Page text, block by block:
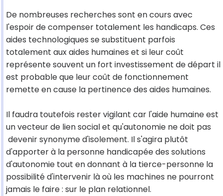
De nombreuses recherches sont en cours avec
l'espoir de compenser totalement les handicaps. Ces
aides technologiques se substituent parfois
totalement aux aides humaines et si leur coût
représente souvent un fort investissement de départ il
est probable que leur coût de fonctionnement
remette en cause la pertinence des aides humaines.
Il faudra toutefois rester vigilant car l'aide humaine est
un vecteur de lien social et qu'autonomie ne doit pas
devenir synonyme d'isolement. Il s'agira plutôt
d'apporter à la personne handicapée des solutions
d'autonomie tout en donnant à la tierce-personne la
possibilité d'intervenir là où les machines ne pourront
jamais le faire : sur le plan relationnel.